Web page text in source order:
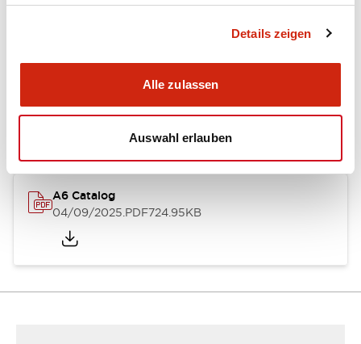
Details zeigen
Alle zulassen
Auswahl erlauben
Kataloge & Broschüren
A6 Catalog
04/09/2025.PDF724.95KB